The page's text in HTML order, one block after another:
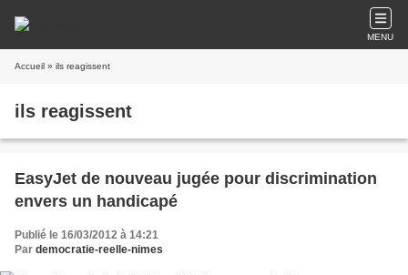
MENU
Accueil » ils reagissent
ils reagissent
EasyJet de nouveau jugée pour discrimination
envers un handicapé
Publié le 16/03/2012 à 14:21
Par democratie-reelle-nimes